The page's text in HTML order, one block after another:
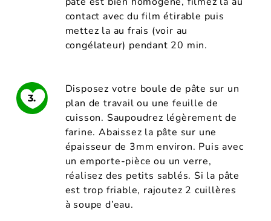
contact avec du film étirable puis
mettez la au frais (voir au
congélateur) pendant 20 min.
3.
Disposez votre boule de pâte sur un
plan de travail ou une feuille de
cuisson. Saupoudrez légèrement de
farine. Abaissez la pâte sur une
épaisseur de 3mm environ. Puis avec
un emporte-pièce ou un verre,
réalisez des petits sablés. Si la pâte
est trop friable, rajoutez 2 cuillères
à soupe d’eau.